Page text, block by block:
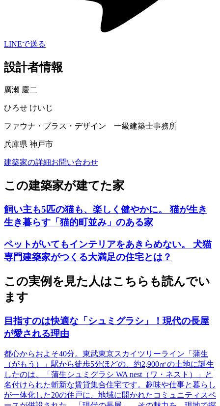
LINEで送る
設計者情報
廣瀬 慶二
ひろせ けいじ
ファウナ・プラス・デザイン 一級建築士事務所
兵庫県 神戸市
建築家の詳細お問い合わせ
この建築家が建てた家
飼い主も5匹の猫も、楽しく健やかに。 猫が生き
生き暮らす「猫的町並み」のある家
ペットがいてもインテリアをあきらめない。 犬猫
専門建築家がつくる大満足の住宅とは？
この実例を見た人はこちらも読んでい
ます
目指すのは快適な「シュミグラシ」！現代の長屋
が愛される理由
都心からおよそ40分。東武東京スカイツリーライン「蒲生
（がもう）」駅から徒歩5分ほどの、約2,900㎡の土地に誕生
したのは、「蒲生シュミグラシ WA nest（ワ・ネスト）」と
名付けられた斬新な賃貸集合住宅です。趣味や仕事と暮らし
が一体化した20の住戸に、地域に開かれたコミュニティスペ